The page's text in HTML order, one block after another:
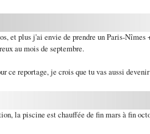
et plus j'ai envie de prendre un Paris-
au mois de septembre.
ce reportage, je crois que tu vas aussi
la piscine est chauffée de fin mars à fin